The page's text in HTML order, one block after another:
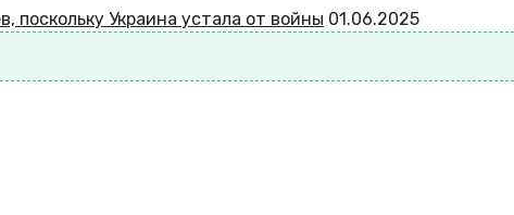
поскольку Украина устала от войны 01.06.2025